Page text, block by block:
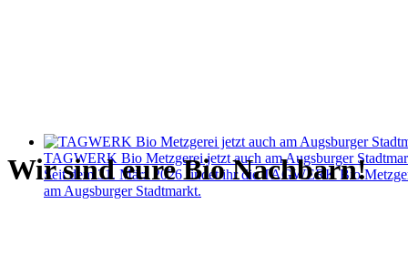
TAGWERK Bio Metzgerei jetzt auch am Augsburger
Seit dem 31. März 2026 findet ihr die TAGWERK Bio
am Augsburger Stadtmarkt.
Wir sind eure Bio Nachbarn!